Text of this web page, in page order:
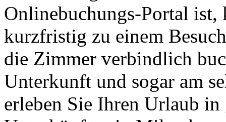
Onlinebuchungs-Portal ist,
kurzfristig zu einem
die Zimmer verbindlich
Unterkunft und sogar am
erleben Sie Ihren Urlaub in